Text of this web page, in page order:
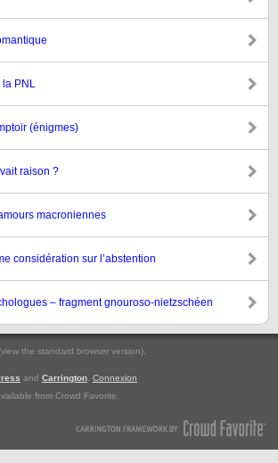
la PNL
(énigmes)
raison ?
macroniennes
considération sur l’abstention
– fragment gnouroso-nietzschéen
(view the standard browser version).
and Carrington Connexion
from Crowd Favorite.